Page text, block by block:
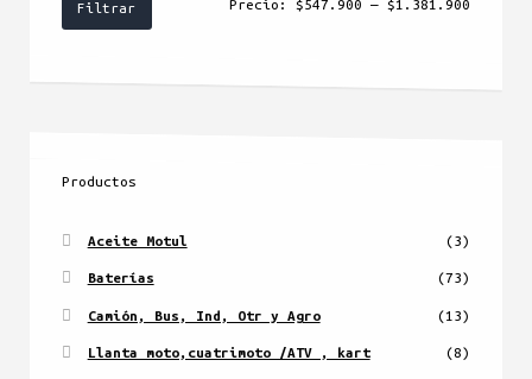
Filtrar Precio: $547.900 — $1.381.900
Productos
Aceite Motul (3)
Baterías (73)
Camión, Bus, Ind, Otr y Agro (13)
Llanta moto,cuatrimoto /ATV , kart (8)